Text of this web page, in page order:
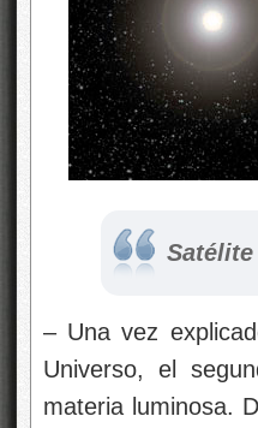
Satélite
– Una vez
Universo, el
materia luminosa.